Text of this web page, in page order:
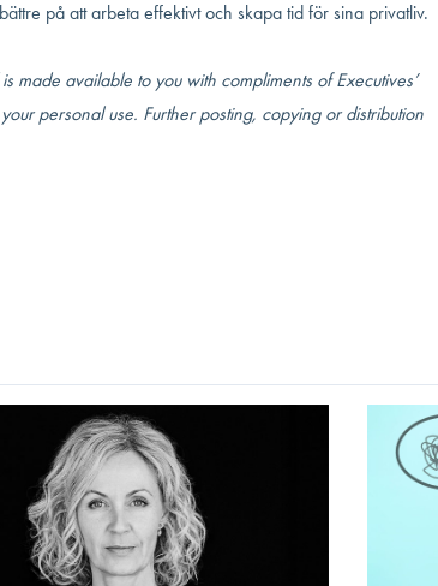
på att arbeta effektivt och skapa tid för sina privatliv.
made available to you with compliments of Executives’
personal use. Further posting, copying or distribution